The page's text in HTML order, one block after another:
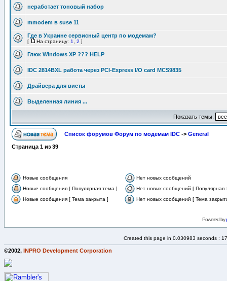
неработает тоновый набор
mmodem в suse 11
Где в Украине сервисный центр по модемам?
[ На страницу: 1 2 ]
Глюк Windows XP ??? HELP
IDC 2814BXL работа через PCI-Express I/O card MCS9835
Драйвера для висты
Выделенная линия ...
Показать темы:
Список форумов Форум по модемам IDC -> General
Страница 1 из 39
Новые сообщения
Нет новых сообщений
Новые сообщения [ Популярная тема ]
Нет новых сообщений [ Популярная
Новые сообщения [ Тема закрыта ]
Нет новых сообщений [ Тема
Powered by
Created this page in 0.030983 seconds :
©2002, INPRO Development Corporation